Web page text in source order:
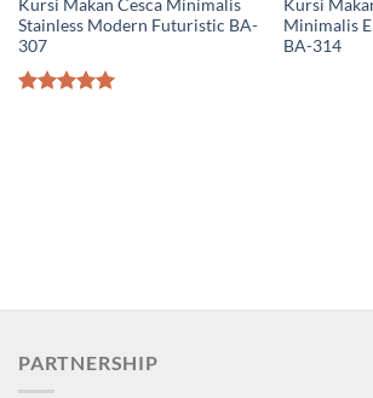
Kursi Makan Cesca Minimalis
Stainless Modern Futuristic BA-
307
Kursi
Minimalis
BA-314
PARTNERSHIP